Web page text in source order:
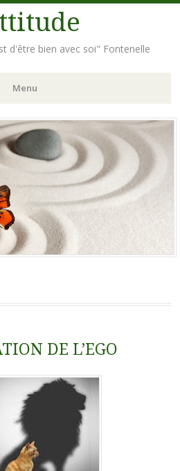
d'être bien avec soi" Fontenelle
Menu
DE L’EGO